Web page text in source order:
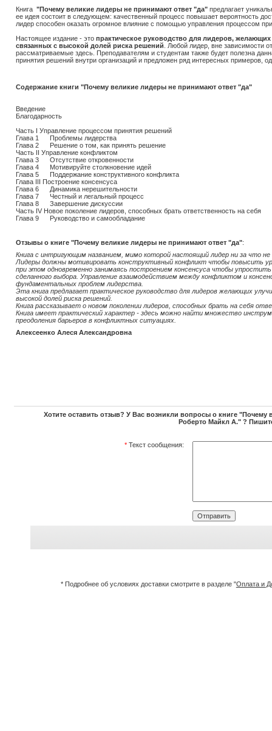
Книга "Почему великие лидеры не принимают ответ "да" предлагает
ее идея состоит в следующем: качественный процесс повышает вероятность
лидер способен оказать огромное влияние с помощью управления процессом
Настоящее издание - это практическое руководство для лидеров,
связанных с высокой долей риска решений . Любой лидер, вне зависимости
рассматриваемые здесь. Преподавателям и студентам также будет полезна
принятия решений внутри организаций и предложен ряд интересных примеров,
Содержание книги "Почему великие лидеры не принимают ответ "да"
Введение
Благодарность
Часть I Управление процессом принятия решений
Глава 1 Проблемы лидерства
Глава 2 Решение о том, как принять решение
Часть II Управление конфликтом
Глава 3 Отсутствие откровенности
Глава 4 Мотивируйте столкновение идей
Глава 5 Поддержание конструктивного конфликта
Глава III Построение консенсуса
Глава 6 Динамика нерешительности
Глава 7 Честный и легальный процесс
Глава 8 Завершение дискуссии
Часть IV Новое поколение лидеров, способных брать ответственность на себя
Глава 9 Руководство и самообладание
Отзывы о книге "Почему великие лидеры не принимают ответ "да":
Книга с интригующим названием, мимо которой настоящий лидер ни за что
Лидеры должны мотивировать конструктивный конфликт чтобы повысить
при этом одновременно занимаясь построением консенсуса чтобы
сделанного выбора. Управление взаимодействием между конфликтом и
фундаментальных проблем лидерства.
Эта книга предлагает практическое руководство для лидеров желающих
высокой долей риска решений.
Книга рассказывает о новом поколении лидеров, способных брать на себя
Книга имеет практический характер - здесь можно найти множество
преодоления барьеров в конфликтных ситуациях.
Алексеенко Алеся Александровна
Хотите оставить отзыв? У Вас возникли вопросы о книге
Роберто Майкл А." ?
* Текст сообщения:
* Подробнее об условиях доставки смотрите в разделе "Оплата и